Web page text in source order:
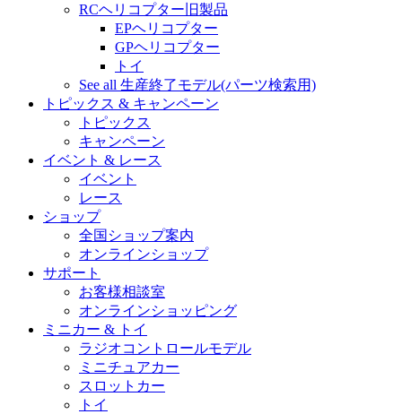
RCヘリコプター旧製品
EPヘリコプター
GPヘリコプター
トイ
See all 生産終了モデル(パーツ検索用)
トピックス & キャンペーン
トピックス
キャンペーン
イベント & レース
イベント
レース
ショップ
全国ショップ案内
オンラインショップ
サポート
お客様相談室
オンラインショッピング
ミニカー & トイ
ラジオコントロールモデル
ミニチュアカー
スロットカー
トイ